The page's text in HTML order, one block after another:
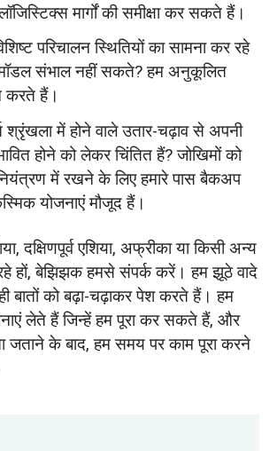
मार्गों की समीक्षा कर सकते हैं।
परिचालन स्थितियों का सामना कर रहे
संभाल नहीं सकते? हम अनुकूलित
करते हैं।
श्रृंखला में होने वाले उतार-चढ़ाव से अपनी
होने को लेकर चिंतित हैं? जोखिमों को
में रखने के लिए हमारे पास बैकअप
योजनाएं मौजूद हैं।
दक्षिणपूर्व एशिया, अफ्रीका या किसी अन्य
हों, बेझिझक हमसे संपर्क करें। हम झूठे वादे
बातों को बढ़ा-चढ़ाकर पेश करते हैं। हम
लेते हैं जिन्हें हम पूरा कर सकते हैं, और
जताने के बाद, हम समय पर काम पूरा करने